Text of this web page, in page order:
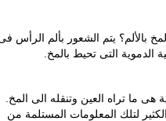
بالألم؟ يتم الشعور بألم الرأس
الدموية التى تحيط بالمخ.
هى ما تراه العين وتنقله الى المخ.
لتلك المعلومات المستلمة من